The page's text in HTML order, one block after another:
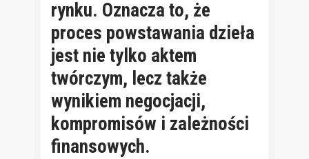
rynku. Oznacza to, że
proces powstawania dzieła
jest nie tylko aktem
twórczym, lecz także
wynikiem negocjacji,
kompromisów i zależności
finansowych.